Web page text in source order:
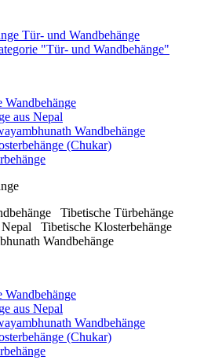
Tür- und Wandbehänge
"Tür- und Wandbehänge"
Wandbehänge
aus Nepal
Wandbehänge
(Chukar)
Tibetische Türbehänge
Nepal Tibetische Klosterbehänge
Wandbehänge
Wandbehänge
aus Nepal
Wandbehänge
(Chukar)